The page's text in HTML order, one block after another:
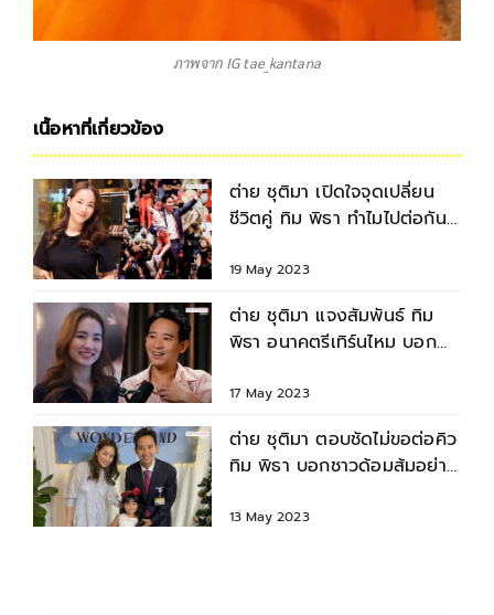
ภาพจาก IG tae_kantana
เนื้อหาที่เกี่ยวข้อง
ต่าย ชุติมา เปิดใจจุดเปลี่ยน
ชีวิตคู่ ทิม พิธา ทำไมไปต่อกัน
19 May 2023
ต่าย ชุติมา แจงสัมพันธ์ ทิม
พิธา อนาคตรีเทิร์นไหม บอก
17 May 2023
ต่าย ชุติมา ตอบชัดไม่ขอต่อคิว
ทิม พิธา บอกชาวด้อมส้มอย่า
13 May 2023